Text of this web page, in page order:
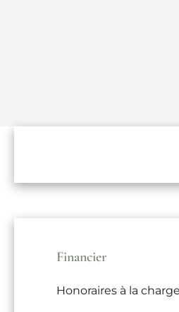
Financier
Honoraires à la